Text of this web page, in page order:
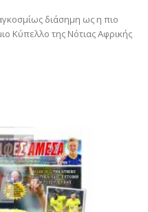
διάσημη ως η πιο
Κύπελλο της Νότιας Αφρικής